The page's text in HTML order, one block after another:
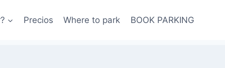
Precios Where to park BOOK PARKING